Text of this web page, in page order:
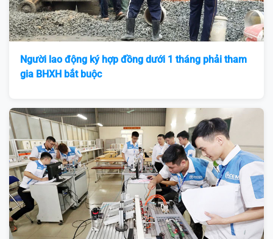
Người lao động ký hợp đồng dưới 1 tháng phải tham
gia BHXH bắt buộc